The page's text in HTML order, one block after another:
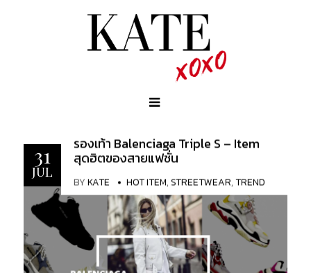
31
JUL
รองเท้า Balenciaga Triple S – Item
สุดฮิตของสายแฟชั่น
BYKATE HOT ITEM, STREETWEAR, TREND